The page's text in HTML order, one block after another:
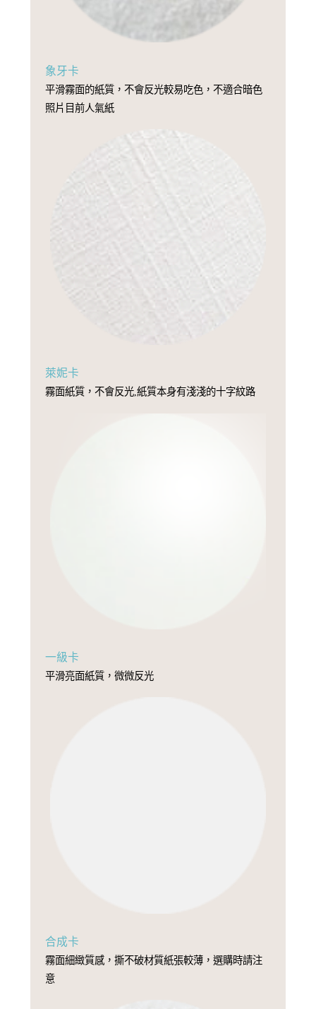
象牙卡
平滑霧面的紙質，不會反光較易吃色，不適合暗色
照片目前人氣紙
萊妮卡
霧面紙質，不會反光,紙質本身有淺淺的十字紋路
一級卡
平滑亮面紙質，微微反光
合成卡
霧面細緻質感，撕不破材質紙張較薄，選購時請注
意